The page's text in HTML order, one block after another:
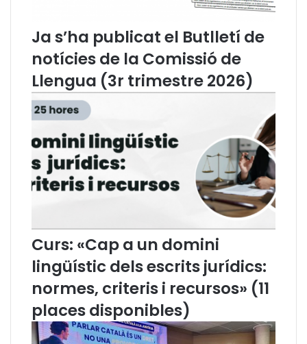
C
C
A
C
h
a
e
e
b
l
a
X
J
o
r
'
d
v
o
c
i
a
a
n
Ja s’ha publicat el Butlletí de
notícies de la Comissió de
Llengua (3r trimestre 2026)
Curs: «Cap a un domini
lingüístic dels escrits jurídics:
normes, criteris i recursos» (11
places disponibles)